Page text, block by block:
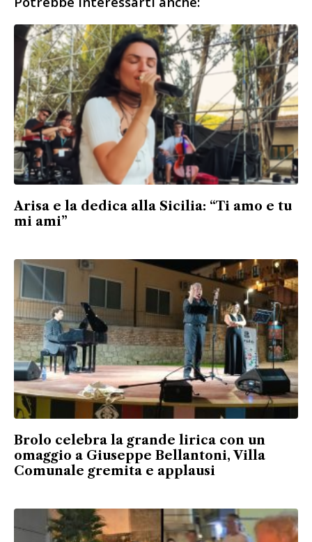
Arisa e la dedica alla Sicilia: “Ti amo e tu
mi ami”
Brolo celebra la grande lirica con un
omaggio a Giuseppe Bellantoni, Villa
Comunale gremita e applausi